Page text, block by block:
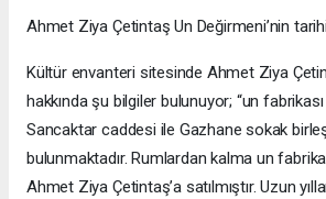
Ahmet Ziya Çetintaş Un Değirmeni’nin tarihi
Kültür envanteri sitesinde Ahmet Ziya
hakkında şu bilgiler bulunuyor; “un
Sancaktar caddesi ile Gazhane sokak
bulunmaktadır. Rumlardan kalma un
Ahmet Ziya Çetintaş’a satılmıştır. Uzun